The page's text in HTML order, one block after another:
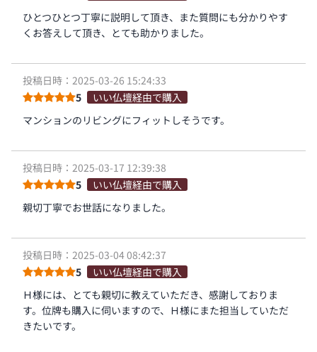
ひとつひとつ丁寧に説明して頂き、また質問にも分かりやす
くお答えして頂き、とても助かりました。
投稿日時：2025-03-26 15:24:33
5
いい仏壇経由で購入
マンションのリビングにフィットしそうです。
投稿日時：2025-03-17 12:39:38
5
いい仏壇経由で購入
親切丁寧でお世話になりました。
投稿日時：2025-03-04 08:42:37
5
いい仏壇経由で購入
Ｈ様には、とても親切に教えていただき、感謝しておりま
す。位牌も購入に伺いますので、Ｈ様にまた担当していただ
きたいです。